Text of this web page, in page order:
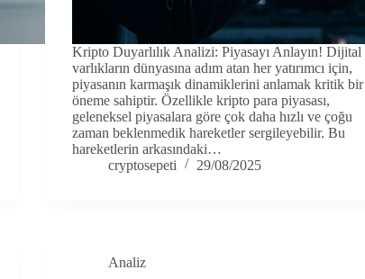
Kripto Duyarlılık Analizi: Piyasayı Anlayın! Dijital
varlıkların dünyasına adım atan her yatırımcı için,
piyasanın karmaşık dinamiklerini anlamak kritik bir
öneme sahiptir. Özellikle kripto para piyasası,
geleneksel piyasalara göre çok daha hızlı ve çoğu
zaman beklenmedik hareketler sergileyebilir. Bu
hareketlerin arkasındaki…
cryptosepeti
29/08/2025
Analiz